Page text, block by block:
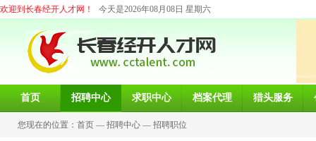
欢迎到长春经开人才网！ 今天是2026年08月08日 星期六
首页 招聘中心 求职中心 档案代理 猎头服务
您现在的位置： 首页 — 招聘中心 — 招聘职位